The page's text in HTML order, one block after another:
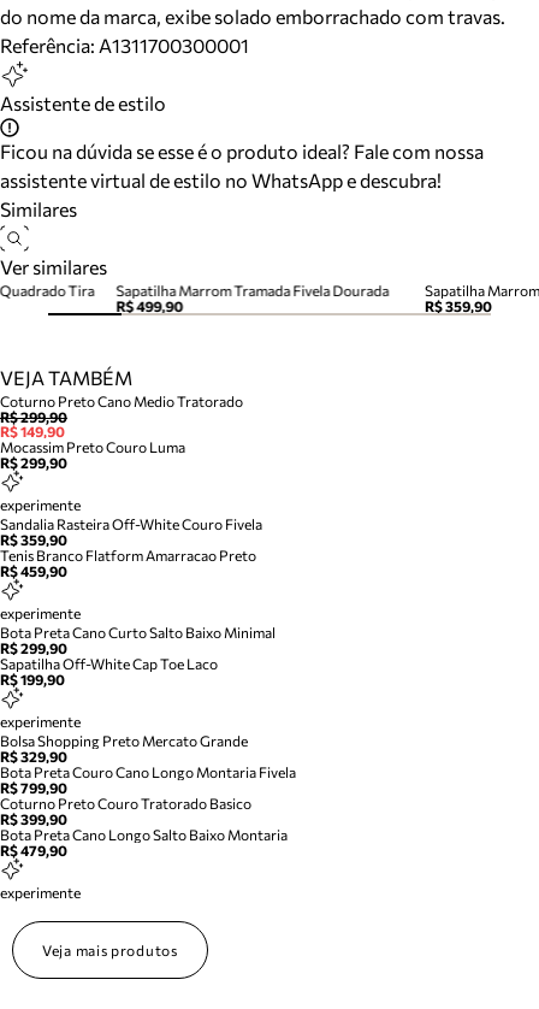
do nome da marca, exibe solado emborrachado com travas.
Referência: A1311700300001
Assistente de estilo
Ficou na dúvida se esse é o produto ideal? Fale com nossa
assistente virtual de estilo no WhatsApp e descubra!
Similares
Ver similares
Sapatilha Marrom Tramada Fivela Dourada
R$ 499,90
Sapatilha
R$ 359,90
Tira
VEJA TAMBÉM
Coturno Preto Cano Medio Tratorado
R$ 299,90
R$ 149,90
Mocassim Preto Couro Luma
R$ 299,90
experimente
Sandalia Rasteira Off-White Couro Fivela
R$ 359,90
Tenis Branco Flatform Amarracao Preto
R$ 459,90
experimente
Bota Preta Cano Curto Salto Baixo Minimal
R$ 299,90
Sapatilha Off-White Cap Toe Laco
R$ 199,90
experimente
Bolsa Shopping Preto Mercato Grande
R$ 329,90
Bota Preta Couro Cano Longo Montaria Fivela
R$ 799,90
Coturno Preto Couro Tratorado Basico
R$ 399,90
Bota Preta Cano Longo Salto Baixo Montaria
R$ 479,90
experimente
Veja mais produtos